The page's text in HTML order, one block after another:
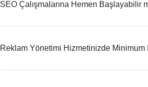
SEO Çalışmalarına Hemen Başlayabilir
Reklam Yönetimi Hizmetinizde Minimum